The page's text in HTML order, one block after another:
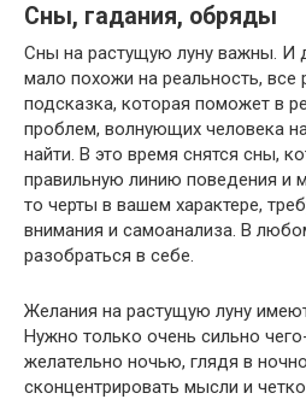
Сны, гадания, обряды
Сны на растущую луну важны. И
мало похожи на реальность, все
подсказка, которая поможет в
проблем, волнующих человека
найти. В это время снятся сны,
правильную линию поведения и
то черты в вашем характере,
внимания и самоанализа. В
разобраться в себе.
Желания на растущую луну
Нужно только очень сильно
желательно ночью, глядя в
сконцентрировать мысли и